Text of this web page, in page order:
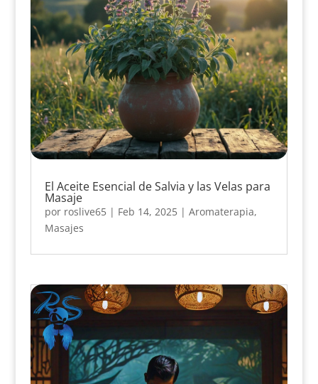
El Aceite Esencial de Salvia y las Velas para
Masaje
por roslive65| Feb 14, 2025| Aromaterapia,
Masajes